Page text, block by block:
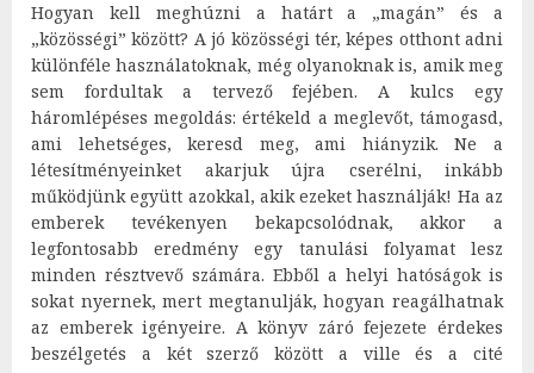
Hogyan kell meghúzni a határt a „magán” és a
„közösségi” között? A jó közösségi tér, képes otthont adni
különféle használatoknak, még olyanoknak is, amik meg
sem fordultak a tervező fejében. A kulcs egy
háromlépéses megoldás: értékeld a meglevőt, támogasd,
ami lehetséges, keresd meg, ami hiányzik. Ne a
létesítményeinket akarjuk újra cserélni, inkább
működjünk együtt azokkal, akik ezeket használják! Ha az
emberek tevékenyen bekapcsolódnak, akkor a
legfontosabb eredmény egy tanulási folyamat lesz
minden résztvevő számára. Ebből a helyi hatóságok is
sokat nyernek, mert megtanulják, hogyan reagálhatnak
az emberek igényeire. A könyv záró fejezete érdekes
beszélgetés a két szerző között a ville és a cité